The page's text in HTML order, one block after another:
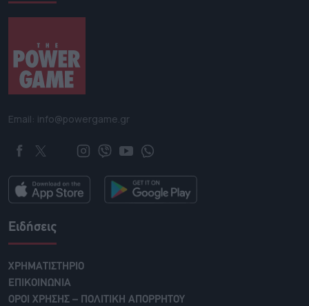
Email: info@powergame.gr
Ειδήσεις
ΧΡΗΜΑΤΙΣΤΗΡΙΟ
ΕΠΙΚΟΙΝΩΝΙΑ
ΟΡΟΙ ΧΡΗΣΗΣ – ΠΟΛΙΤΙΚΗ ΑΠΟΡΡΗΤΟΥ